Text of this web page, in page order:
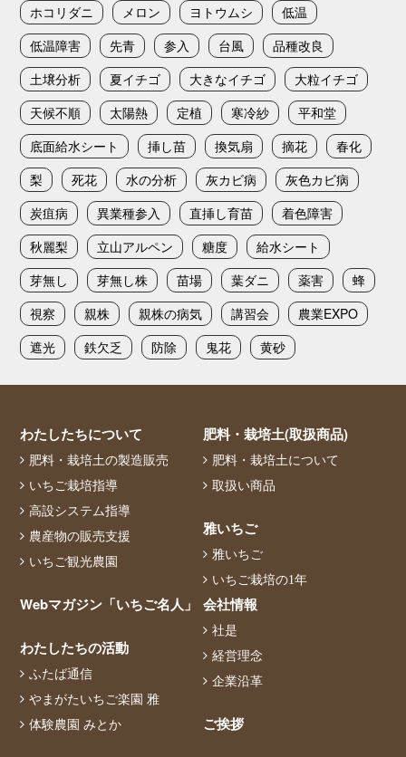
ホコリダニ
メロン ヨトウムシ
低温
低温障害
先青 参入 台風
品種改良
土壌分析
夏イチゴ 大きなイチゴ
大粒イチゴ
天候不順
太陽熱 定植 寒冷紗
平和堂
底面給水シート
挿し苗 換気扇 摘花
春化
梨
死花 水の分析 灰カビ病
灰色カビ病
炭疽病
異業種参入 直挿し育苗
着色障害
秋麗梨
立山アルペン 糖度
給水シート
芽無し
芽無し株 苗場 葉ダニ 薬害
蜂
視察
親株 親株の病気 講習会
農業EXPO
遮光
鉄欠乏 防除 鬼花 黄砂
わたしたちについて
肥料・栽培土の製造販売
いちご栽培指導
高設システム指導
農産物の販売支援
いちご観光農園
肥料・栽培土(取扱商品)
肥料・栽培土について
取扱い商品
雅いちご
雅いちご
いちご栽培の1年
Webマガジン「いちご名人」
わたしたちの活動
ふたば通信
やまがたいちご楽園 雅
体験農園 みとか
会社情報
社是
経営理念
企業沿革
ご挨拶